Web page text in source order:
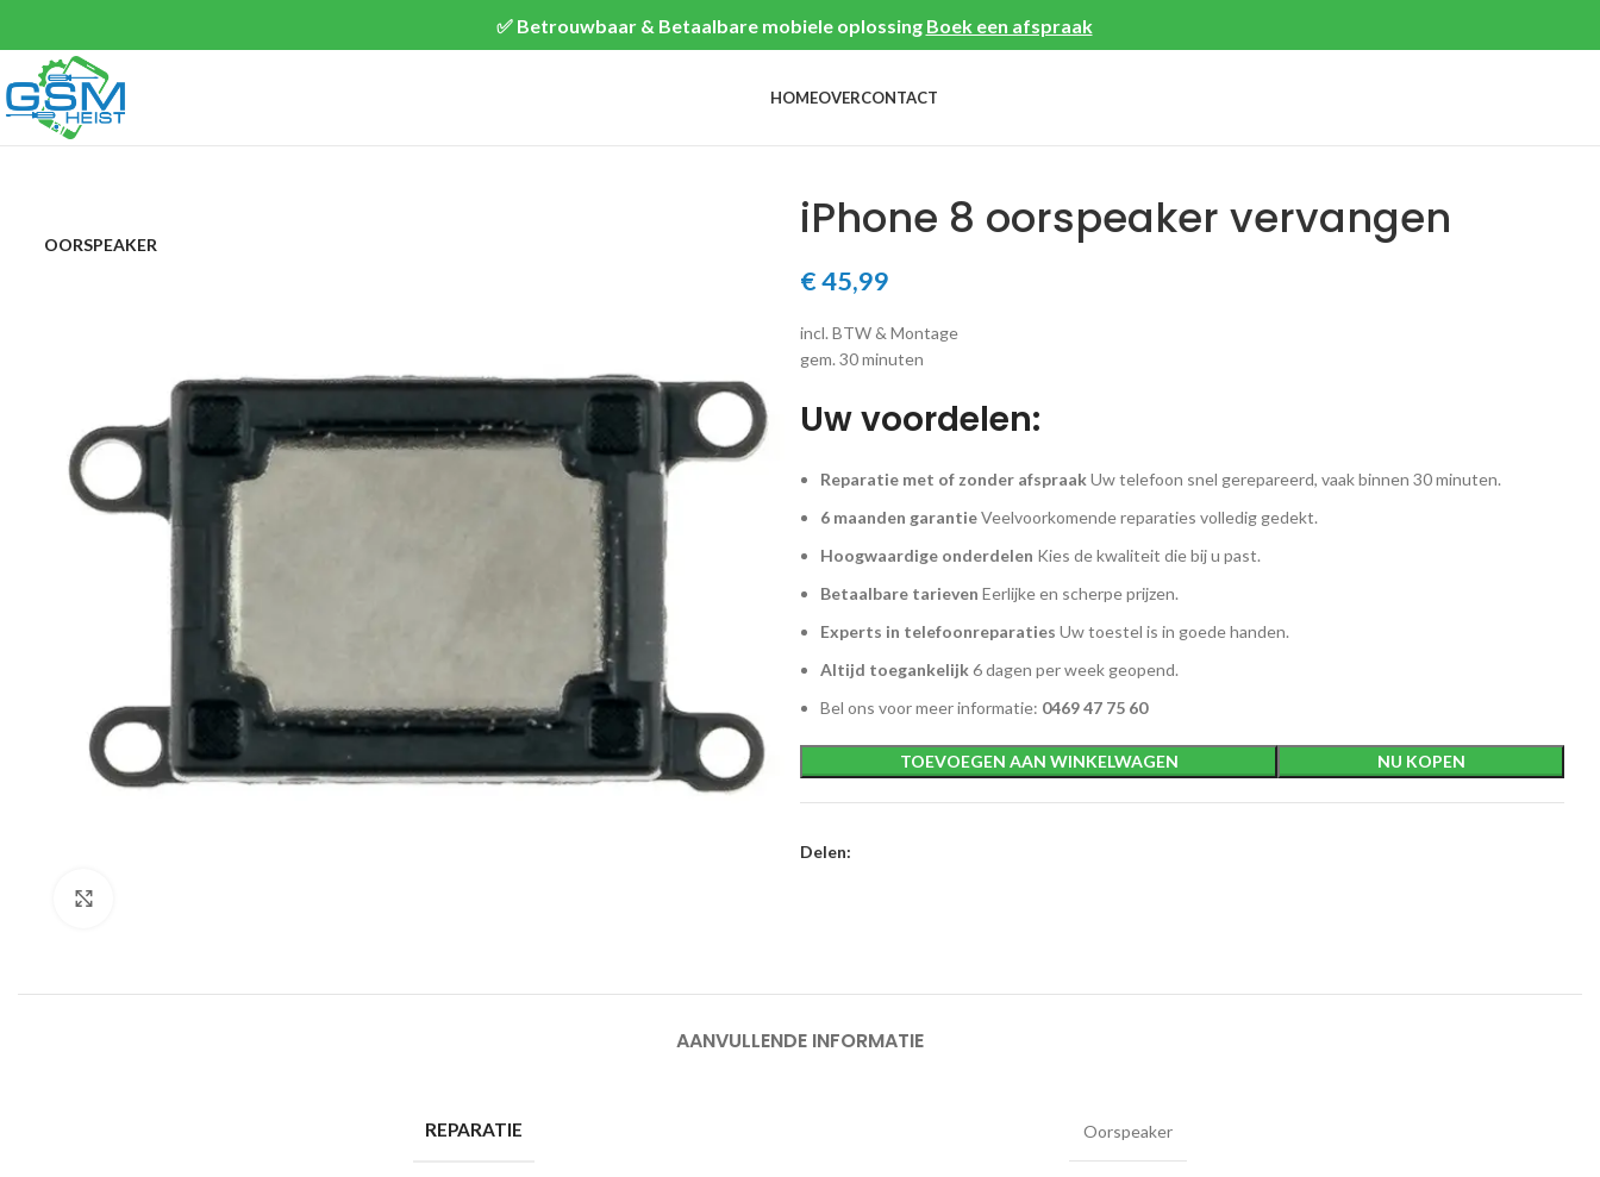
✅ Betrouwbaar & Betaalbare mobiele oplossing Boek een afspraak
HOMEOVERCONTACT
OORSPEAKER iPhone 8 oorspeaker vervangen
€45,99
incl. BTW & Montage
gem. 30 minuten
Uw voordelen:
Reparatie met of zonder afspraakUw telefoon snel gerepareerd, vaak binnen 30 minuten.
6 maanden garantieVeelvoorkomende reparaties volledig gedekt.
Hoogwaardige onderdelen Kies de kwaliteit die bij u past.
Betaalbare tarieven Eerlijke en scherpe prijzen.
Experts in telefoonreparaties Uw toestel is in goede handen.
Altijd toegankelijk6 dagen per week geopend.
Bel ons voor meer informatie: 0469 47 75 60
TOEVOEGEN AAN WINKELWAGEN NU KOPEN
Delen:
AANVULLENDE INFORMATIE
REPARATIE Oorspeaker